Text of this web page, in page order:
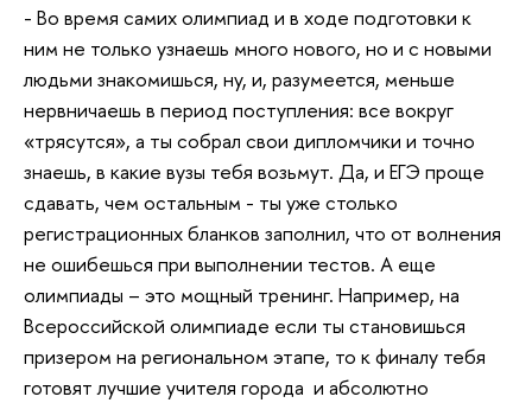
- Во время самих олимпиад и в ходе подготовки к
ним не только узнаешь много нового, но и с новыми
людьми знакомишься, ну, и, разумеется, меньше
нервничаешь в период поступления: все вокруг
«трясутся», а ты собрал свои дипломчики и точно
знаешь, в какие вузы тебя возьмут. Да, и ЕГЭ проще
сдавать, чем остальным - ты уже столько
регистрационных бланков заполнил, что от волнения
не ошибешься при выполнении тестов. А еще
олимпиады – это мощный тренинг. Например, на
Всероссийской олимпиаде если ты становишься
призером на региональном этапе, то к финалу тебя
готовят лучшие учителя города и абсолютно